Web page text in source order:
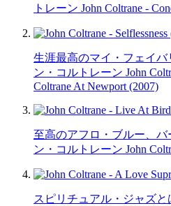
トレーン John Coltrane -
生涯最高のマイ・フェイ
ン・コルトレーン John
Coltrane At Newport (2007)
至高のアフロ・ブルー、
ン・コルトレーン John
スピリチュアル・ジャズ